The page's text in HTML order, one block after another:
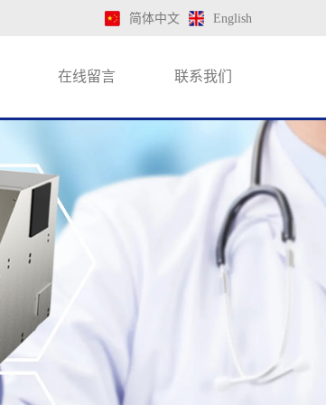
简体中文 English
在线留言 联系我们